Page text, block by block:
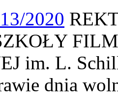
2020
im. L.
dnia